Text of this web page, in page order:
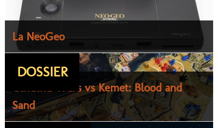
La NeoGeo
DOSSIER
Cthulhu Wars vs Kemet: Blood and
Sand